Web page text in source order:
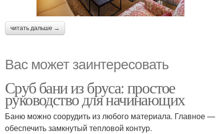
читать дальше →
Вас может заинтересовать
Сруб бани из бруса: простое
руководство для начинающих
Баню можно соорудить из любого материала. Главное —
обеспечить замкнутый тепловой контур.